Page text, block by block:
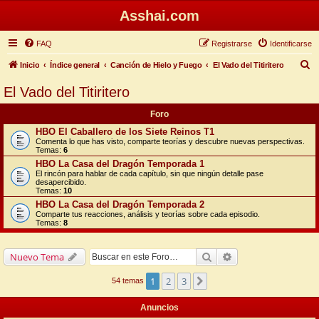
Asshai.com
FAQ Identificarse
Registrarse
Inicio Índice general Canción de Hielo y Fuego El Vado del Titiritero
El Vado del Titiritero
Foro
HBO El Caballero de los Siete Reinos T1
Comenta lo que has visto, comparte teorías y descubre nuevas perspectivas.
Temas: 6
HBO La Casa del Dragón Temporada 1
El rincón para hablar de cada capítulo, sin que ningún detalle pase
desapercibido.
Temas: 10
HBO La Casa del Dragón Temporada 2
Comparte tus reacciones, análisis y teorías sobre cada episodio.
Temas: 8
Nuevo Tema Buscar
54 temas 1 2 3
Anuncios